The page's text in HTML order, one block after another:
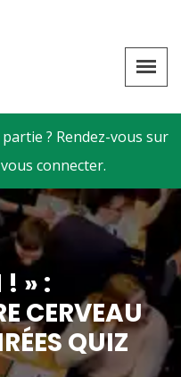
? Rendez-vous sur
connecter.
! » :
CERVEAU
QUIZ